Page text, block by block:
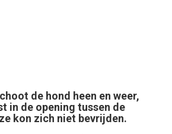
de hond heen en weer,
in de opening tussen de
kon zich niet bevrijden.